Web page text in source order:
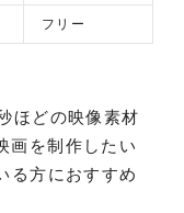
フリー
ほどの映像素材
画を制作したい
る方におすすめ